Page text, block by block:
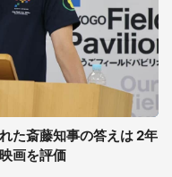
た斎藤知事の答えは 2年
画を評価